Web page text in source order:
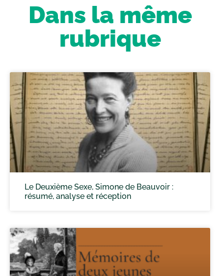
Dans la même
rubrique
Le Deuxième Sexe, Simone de Beauvoir :
résumé, analyse et réception